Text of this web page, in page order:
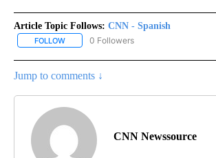
Article Topic Follows: CNN - Spanish
FOLLOW FOLLOW "CNN - SPANISH" TO RECEIVE
0 Followers
Jump to comments ↓
CNN Newssource